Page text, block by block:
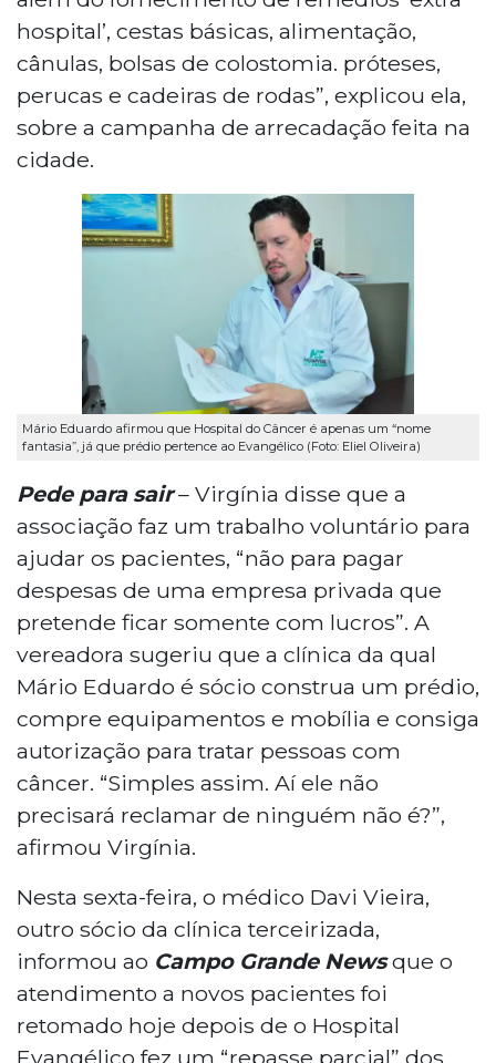
hospital’, cestas básicas, alimentação,
cânulas, bolsas de colostomia. próteses,
perucas e cadeiras de rodas”, explicou ela,
sobre a campanha de arrecadação feita na
cidade.
Mário Eduardo afirmou que Hospital do Câncer é apenas um “nome
fantasia”, já que prédio pertence ao Evangélico (Foto: Eliel Oliveira)
Pede para sair– Virgínia disse que a
associação faz um trabalho voluntário para
ajudar os pacientes, “não para pagar
despesas de uma empresa privada que
pretende ficar somente com lucros”. A
vereadora sugeriu que a clínica da qual
Mário Eduardo é sócio construa um prédio,
compre equipamentos e mobília e consiga
autorização para tratar pessoas com
câncer. “Simples assim. Aí ele não
precisará reclamar de ninguém não é?”,
afirmou Virgínia.
Nesta sexta-feira, o médico Davi Vieira,
outro sócio da clínica terceirizada,
informou ao Campo Grande News que o
atendimento a novos pacientes foi
retomado hoje depois de o Hospital
Evangélico fez um “repasse parcial” dos